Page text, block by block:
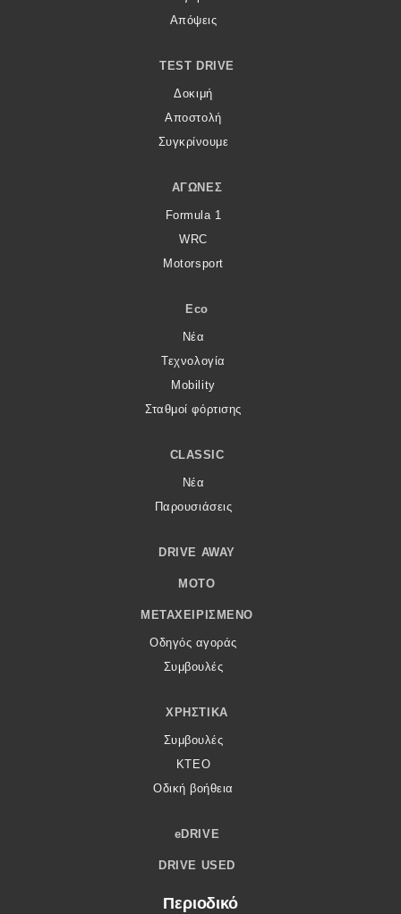
Απόψεις
TEST DRIVE
Δοκιμή
Αποστολή
Συγκρίνουμε
ΑΓΏΝΕΣ
Formula 1
WRC
Motorsport
Eco
Νέα
Τεχνολογία
Mobility
Σταθμοί φόρτισης
CLASSIC
Νέα
Παρουσιάσεις
DRIVE AWAY
MOTO
ΜΕΤΑΧΕΙΡΙΣΜΈΝΟ
Οδηγός αγοράς
Συμβουλές
ΧΡΗΣΤΙΚΆ
Συμβουλές
ΚΤΕΟ
Οδική βοήθεια
eDRIVE
DRIVE USED
Περιοδικό